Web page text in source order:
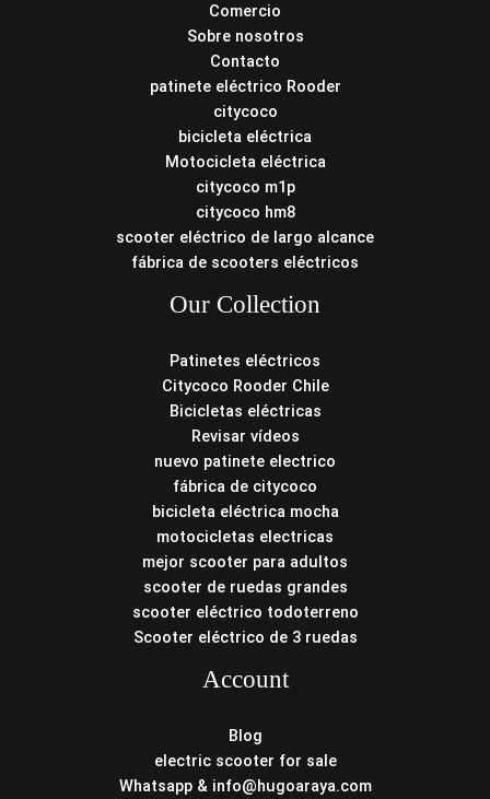
Comercio
Sobre nosotros
Contacto
patinete eléctrico Rooder
citycoco
bicicleta eléctrica
Motocicleta eléctrica
citycoco m1p
citycoco hm8
scooter eléctrico de largo alcance
fábrica de scooters eléctricos
Our Collection
Patinetes eléctricos
Citycoco Rooder Chile
Bicicletas eléctricas
Revisar vídeos
nuevo patinete electrico
fábrica de citycoco
bicicleta eléctrica mocha
motocicletas electricas
mejor scooter para adultos
scooter de ruedas grandes
scooter eléctrico todoterreno
Scooter eléctrico de 3 ruedas
Account
Blog
electric scooter for sale
Whatsapp & info@hugoaraya.com